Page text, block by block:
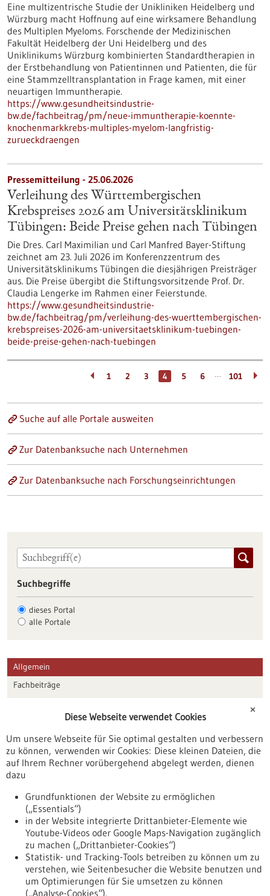
Eine multizentrische Studie der Unikliniken Heidelberg und
Würzburg macht Hoffnung auf eine wirksamere Behandlung
des Multiplen Myeloms. Forschende der Medizinischen
Fakultät Heidelberg der Uni Heidelberg und des
Uniklinikums Würzburg kombinierten Standardtherapien in
der Erstbehandlung von Patientinnen und Patienten, die für
eine Stammzelltransplantation in Frage kamen, mit einer
neuartigen Immuntherapie.
https://www.gesundheitsindustrie-
bw.de/fachbeitrag/pm/neue-immuntherapie-koennte-
knochenmarkkrebs-multiples-myelom-langfristig-
zurueckdraengen
Pressemitteilung - 25.06.2026
Verleihung des Württembergischen
Krebspreises 2026 am Universitätsklinikum
Tübingen: Beide Preise gehen nach Tübingen
Die Dres. Carl Maximilian und Carl Manfred Bayer-Stiftung
zeichnet am 23. Juli 2026 im Konferenzzentrum des
Universitätsklinikums Tübingen die diesjährigen Preisträger
aus. Die Preise übergibt die Stiftungsvorsitzende Prof. Dr.
Claudia Lengerke im Rahmen einer Feierstunde.
https://www.gesundheitsindustrie-
bw.de/fachbeitrag/pm/verleihung-des-wuerttembergischen-
krebspreises-2026-am-universitaetsklinikum-tuebingen-
beide-preise-gehen-nach-tuebingen
1 2 3 4 5 6 … 101
Suche auf alle Portale ausweiten
Zur Datenbanksuche nach Unternehmen
Zur Datenbanksuche nach Forschungseinrichtungen
Suchbegriffe
dieses Portal
alle Portale
Allgemein
Fachbeiträge
Veranstaltungen
Erscheinungsdatum
Nach oben
✕
Diese Webseite verwendet Cookies
Um unsere Webseite für Sie optimal gestalten und verbessern
zu können, verwenden wir Cookies: Diese kleinen Dateien, die
auf Ihrem Rechner vorübergehend abgelegt werden, dienen
dazu
Grundfunktionen der Website zu ermöglichen
(„Essentials“)
in der Website integrierte Drittanbieter-Elemente wie
Youtube-Videos oder Google Maps-Navigation zugänglich
zu machen („Drittanbieter-Cookies“)
Statistik- und Tracking-Tools betreiben zu können um zu
verstehen, wie Seitenbesucher die Website benutzen und
um Optimierungen für Sie umsetzen zu können
(„Analyse-Cookies“).